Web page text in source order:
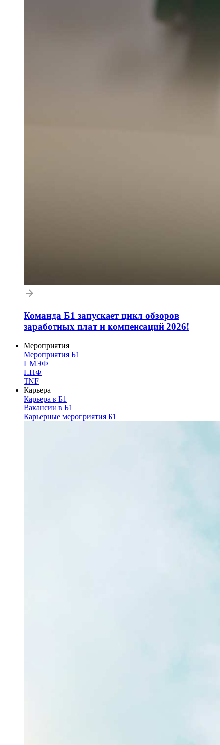
Команда Б1 запускает цикл обзоров
заработных плат и компенсаций 2026!
Мероприятия
Мероприятия Б1
ПМЭФ
ННФ
TNF
Карьера
Карьера в Б1
Вакансии в Б1
Карьерные мероприятия Б1